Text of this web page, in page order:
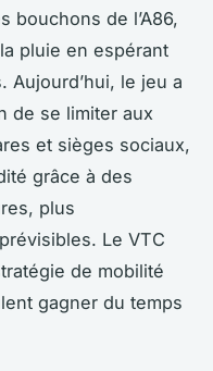
bouchons de l’A86,
pluie en espérant
Aujourd’hui, le jeu a
de se limiter aux
et sièges sociaux,
grâce à des
plus
Le VTC
de mobilité
gagner du temps